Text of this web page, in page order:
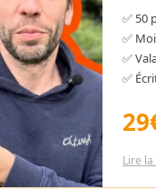
✅ 50
✅
✅
✅
Lire